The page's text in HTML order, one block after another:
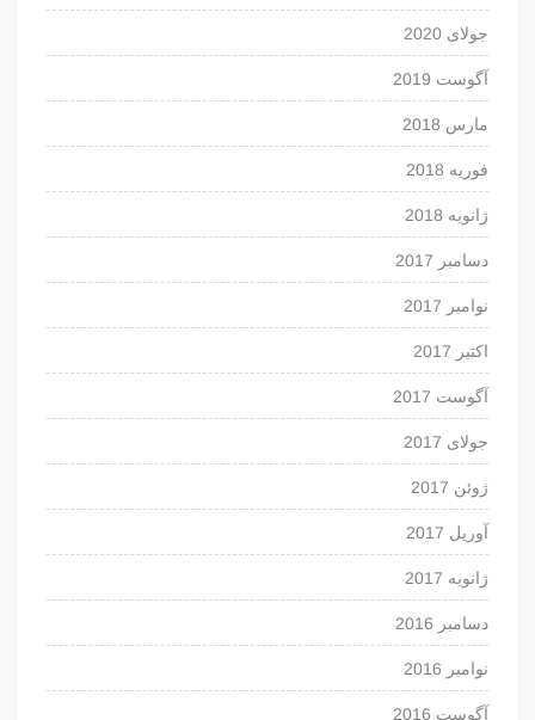
جولای 2020
آگوست 2019
مارس 2018
فوریه 2018
ژانویه 2018
دسامبر 2017
نوامبر 2017
اکتبر 2017
آگوست 2017
جولای 2017
ژوئن 2017
آوریل 2017
ژانویه 2017
دسامبر 2016
نوامبر 2016
آگوست 2016